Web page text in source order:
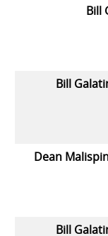
Bill
Bill
Dean
Bill